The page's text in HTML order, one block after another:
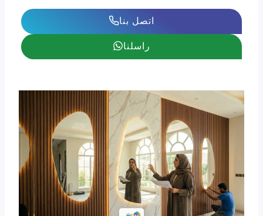
اتصل بنا
راسلنا